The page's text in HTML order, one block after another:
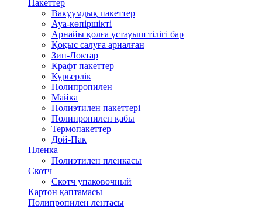
Пакеттер
Вакуумдық пакеттер
Ауа-көпіршікті
Арнайы қолға ұстауыш тілігі бар
Қоқыс салуға арналған
Зип-Локтар
Крафт пакеттер
Курьерлік
Полипропилен
Майка
Полиэтилен пакеттері
Полипропилен қабы
Термопакеттер
Дой-Пак
Пленка
Полиэтилен пленкасы
Скотч
Скотч упаковочный
Картон қаптамасы
Полипропилен лентасы